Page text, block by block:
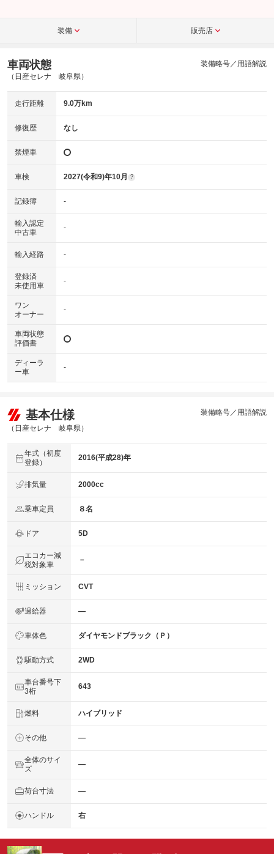
装備 販売店
車両状態
（日産セレナ 岐阜県）
装備略号／用語解説
走行距離 9.0万km
修復歴 なし
禁煙車
車検 2027(令和9)年10月 ?
記録簿 -
輸入認定
中古車
-
輸入経路 -
登録済
未使用車
-
ワン
オーナー
-
車両状態
評価書
ディーラ
ー車
-
基本仕様
（日産セレナ 岐阜県）
装備略号／用語解説
年式（初度
登録）
2016(平成28)年
排気量 2000cc
乗車定員 ８名
ドア 5D
エコカー減
税対象車
－
ミッション CVT
過給器 ―
車体色 ダイヤモンドブラック（Ｐ）
駆動方式 2WD
車台番号下
3桁
643
燃料 ハイブリッド
その他 ―
全体のサイ
ズ
―
荷台寸法 ―
ハンドル 右